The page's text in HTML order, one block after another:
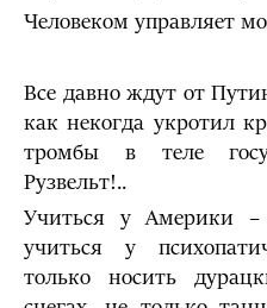
Человеком управляет
Все давно ждут от
как некогда укротил
тромбы в теле
Рузвельт!..
Учиться у Америки –
учиться у
только носить